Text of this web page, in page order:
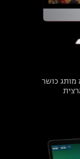
מותג כושר